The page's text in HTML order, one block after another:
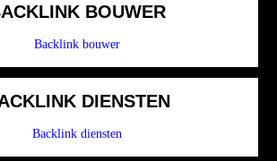
BOUWER
Backlink bouwer
DIENSTEN
Backlink diensten